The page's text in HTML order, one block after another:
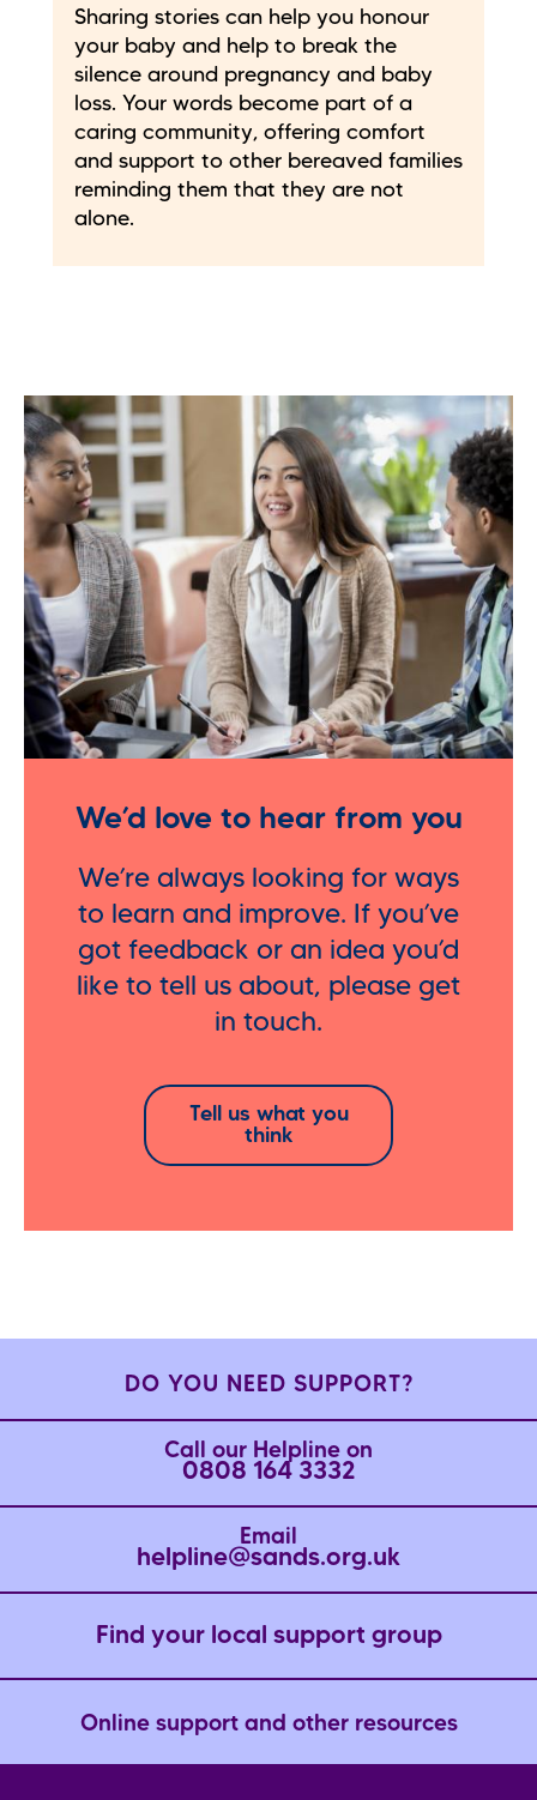
Sharing stories can help you honour
your baby and help to break the
silence around pregnancy and baby
loss. Your words become part of a
caring community, offering comfort
and support to other bereaved families
reminding them that they are not
alone.
We’d love to hear from you
We’re always looking for ways
to learn and improve. If you’ve
got feedback or an idea you’d
like to tell us about, please get
in touch.
Tell us what you
think
DO YOU NEED SUPPORT?
Call our Helpline on
0808 164 3332
Email
helpline@sands.org.uk
Find your local support group
Online support and other resources